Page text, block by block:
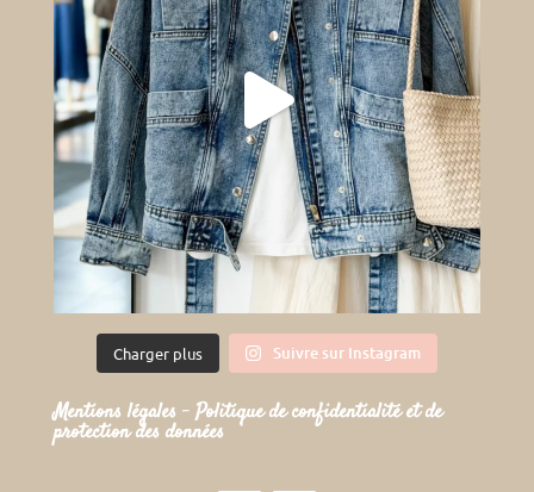
Charger plus Suivre sur Instagram
Mentions légales –Politique de confidentialité et de
protection des données